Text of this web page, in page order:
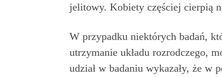
jelitowy. Kobiety częściej cierpią
W przypadku niektórych badań,
utrzymanie układu rozrodczego,
udział w badaniu wykazały, że